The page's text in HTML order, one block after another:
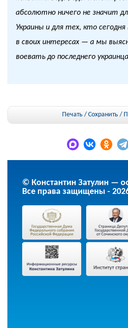
абсолютно ничего не значит
Украины и для тех, кто
в своих интересах — а мы
воевать до последнего
Печать / Сохранить /
© Константин Затулин —
Все права защищены -